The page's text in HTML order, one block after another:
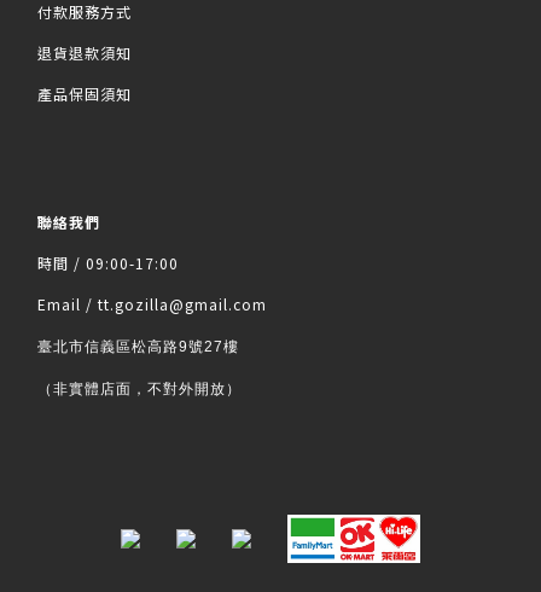
付款服務方式
退貨退款須知
產品保固須知
聯絡我們
時間 / 09:00-17:00
Email / tt.gozilla@gmail.com
臺北市信義區松高路9號27樓
（非實體店面，不對外開放）